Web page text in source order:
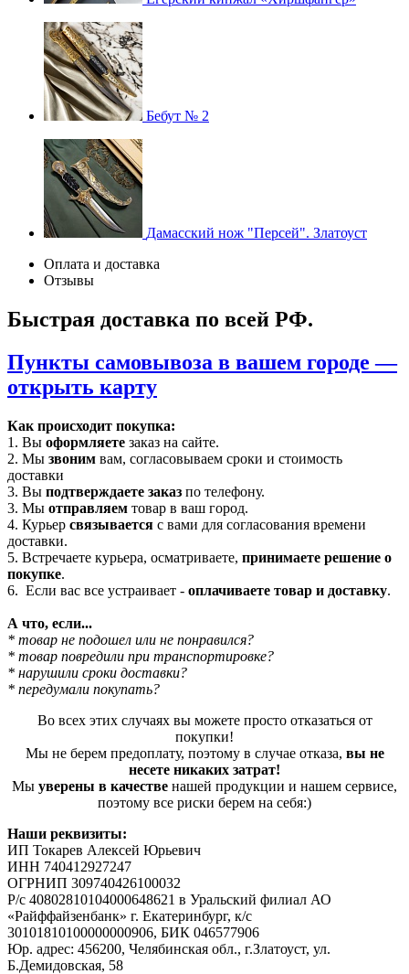
Бебут № 2
Дамасский нож "Персей". Златоуст
Оплата и доставка
Отзывы
Быстрая доставка по всей РФ.
Пункты самовывоза в вашем городе —
открыть карту
Как происходит покупка:
1. Вы оформляете заказ на сайте.
2. Мы звоним вам, согласовываем сроки и стоимость
доставки
3. Вы подтверждаете заказ по телефону.
3. Мы отправляем товар в ваш город.
4. Курьер связывается с вами для согласования времени
доставки.
5. Встречаете курьера, осматриваете, принимаете решение о
покупке.
6. Если вас все устраивает - оплачиваете товар и доставку.
А что, если...
* товар не подошел или не понравился?
* товар повредили при транспортировке?
* нарушили сроки доставки?
* передумали покупать?
Во всех этих случаях вы можете просто отказаться от
покупки!
Мы не берем предоплату, поэтому в случае отказа, вы не
несете никаких затрат!
Мы уверены в качестве нашей продукции и нашем сервисе,
поэтому все риски берем на себя:)
Наши реквизиты:
ИП Токарев Алексей Юрьевич
ИНН 740412927247
ОГРНИП 309740426100032
Р/с 40802810104000648621 в Уральский филиал АО
«Райффайзенбанк» г. Екатеринбург, к/с
30101810100000000906, БИК 046577906
Юр. адрес: 456200, Челябинская обл., г.Златоуст, ул.
Б.Демидовская, 58